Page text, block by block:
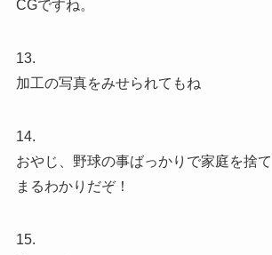
CGですね。
13.
加工の写真をみせられてもね
14.
おやじ、野球の事ばっかりで家庭を捨
まるわかりだぞ！
15.